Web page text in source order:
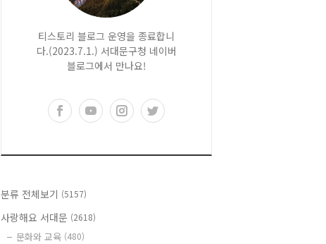
티스토리 블로그 운영을 종료합니
다.(2023.7.1.) 서대문구청 네이버
블로그에서 만나요!
분류 전체보기 (5157)
사랑해요 서대문 (2618)
문화와 교육 (480)